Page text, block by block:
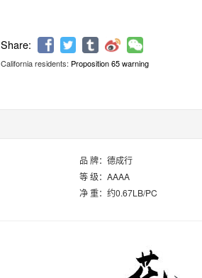
California residents: Proposition 65 warning
品 牌：德成行
等 级：AAAA
净 重：约0.67LB/PC